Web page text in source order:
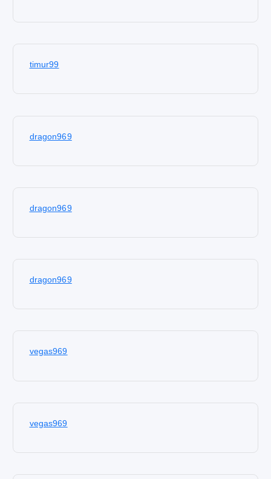
timur99
dragon969
dragon969
dragon969
vegas969
vegas969